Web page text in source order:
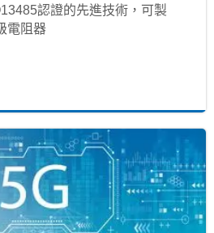
認證的先進技術，可製
電阻器